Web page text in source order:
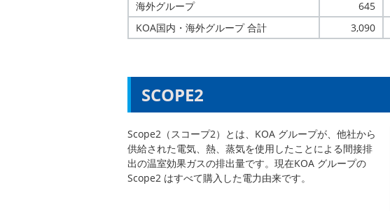
海外グループ 645
KOA国内・海外グループ 合計
3,090
SCOPE2
Scope2（スコープ2）とは、KOA グループが、他社から
供給された電気、熱、蒸気を使⽤したことによる間接排
出の温室効果ガスの排出量です。現在KOA グループの
Scope2 はすべて購⼊した電⼒由来です。